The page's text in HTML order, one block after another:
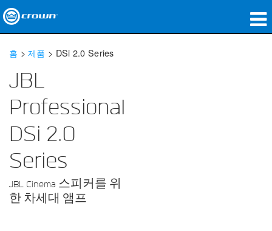
응용 분야
네트워크 오디오
구매처
사례 연구
회사 소개
교육
홈 >제품 > DSi 2.0 Series
JBL
Professional
DSi 2.0
Series
JBL Cinema 스피커를 위
한 차세대 앰프